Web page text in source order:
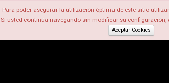
Para poder asegurar la utilización óptima de este sitio
Si usted continúa navegando sin modificar su configuración,
Aceptar Cookies